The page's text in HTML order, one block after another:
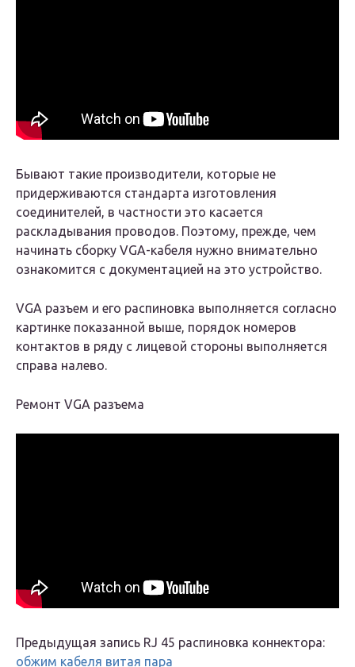
Бывают такие производители, которые не
придерживаются стандарта изготовления
соединителей, в частности это касается
раскладывания проводов. Поэтому, прежде, чем
начинать сборку VGA-кабеля нужно внимательно
ознакомится с документацией на это устройство.
VGA разъем и его распиновка выполняется согласно
картинке показанной выше, порядок номеров
контактов в ряду с лицевой стороны выполняется
справа налево.
Ремонт VGA разъема
Предыдущая запись RJ 45 распиновка коннектора:
обжим кабеля витая пара